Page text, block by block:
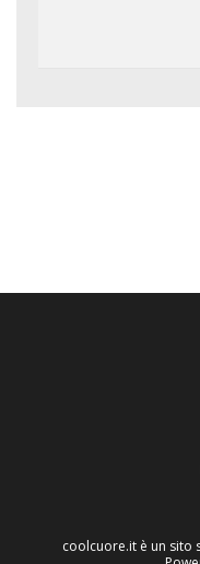
coolcuore.it è un sito